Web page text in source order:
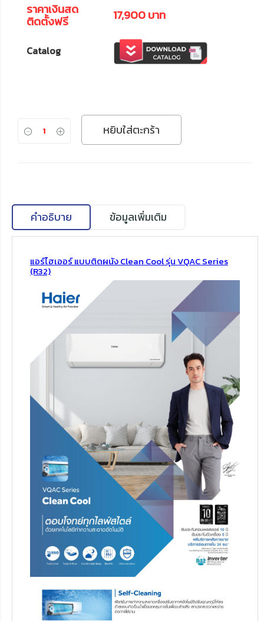
ราคาเงินสด
ติดตั้งฟรี 17,900 บาท
Catalog
หยิบใส่ตะกร้า
คำอธิบาย ข้อมูลเพิ่มเติม
แอร์ไฮเออร์ แบบติดผนัง Clean Cool รุ่น VQAC Series
(R32)